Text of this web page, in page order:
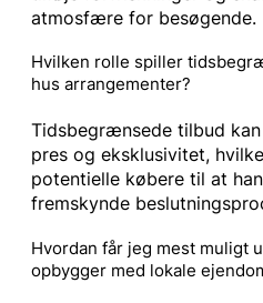
atmosfære for besøgende.
Hvilken rolle spiller
hus arrangementer?
Tidsbegrænsede tilbud
pres og eksklusivitet,
potentielle købere til at
fremskynde
Hvordan får jeg mest muligt
opbygger med lokale